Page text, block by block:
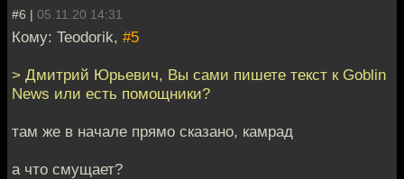
#6 | 05.11.20 14:31
Кому: Teodorik, #5
> Дмитрий Юрьевич, Вы сами пишете текст к Goblin
News или есть помощники?
там же в начале прямо сказано, камрад
а что смущает?